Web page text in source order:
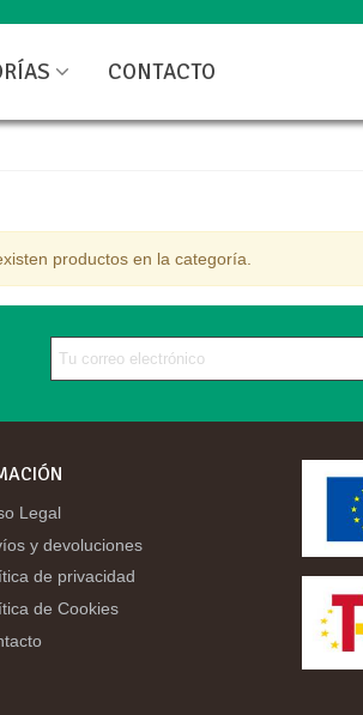
CONTACTO
productos en la categoría.
Legal
y devoluciones
de privacidad
de Cookies